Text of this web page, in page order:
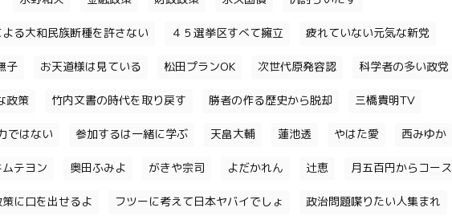
る大和民族断種を許さない ４５選挙区すべて擁立 疲れていない元気な新党
子 お天道様は見ている 松田プランOK 次世代原発容認 科学者の多い政党
政策 竹内文書の時代を取り戻す 勝者の作る歴史から脱却 三橋貴明TV
ではない 参加するは一緒に学ぶ 天畠大輔 蓮池透 やはた愛 西みゆか
ムテヨン 奥田ふみよ がきや宗司 よだかれん 辻恵 月五百円からコース
に口を出せるよ フツーに考えて日本ヤバイでしょ 政治問題喋りたい人集まれ